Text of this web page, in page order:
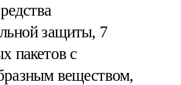
защиты, 7
пакетов с
веществом,